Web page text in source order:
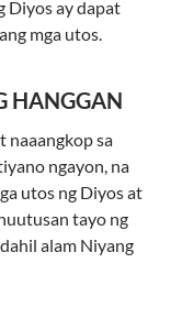
Diyos ay dapat
mga utos.
HANGGAN
naaangkop sa
ngayon, na
utos ng Diyos at
tayo ng
alam Niyang